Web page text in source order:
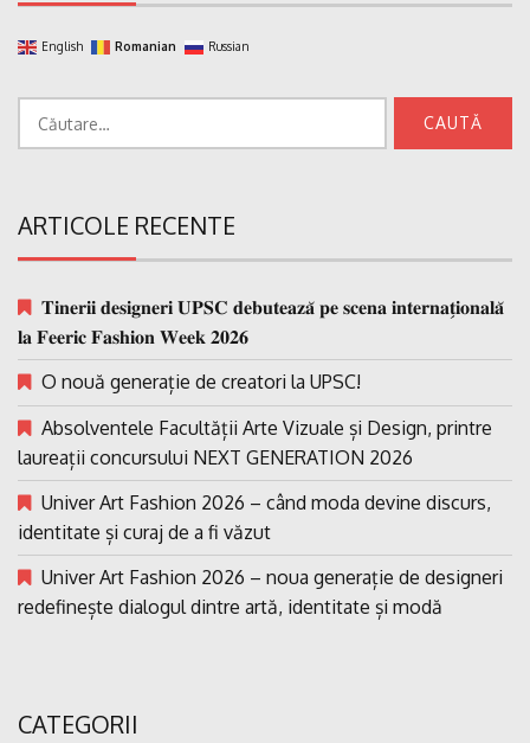
English Romanian Russian
ARTICOLE RECENTE
𝐓𝐢𝐧𝐞𝐫𝐢𝐢 𝐝𝐞𝐬𝐢𝐠𝐧𝐞𝐫𝐢 𝐔𝐏𝐒𝐂 𝐝𝐞𝐛𝐮𝐭𝐞𝐚𝐳𝐚̆ 𝐩𝐞 𝐬𝐜𝐞𝐧𝐚 𝐢𝐧𝐭𝐞𝐫𝐧𝐚𝐭̗𝐢𝐨𝐧𝐚𝐥𝐚̆
𝐥𝐚 𝐅𝐞𝐞𝐫𝐢𝐜 𝐅𝐚𝐬𝐡𝐢𝐨𝐧 𝐖𝐞𝐞𝐤 𝟐𝟎𝟐𝟔
O nouă generație de creatori la UPSC!
Absolventele Facultății Arte Vizuale și Design, printre
laureații concursului NEXT GENERATION 2026
Univer Art Fashion 2026 – când moda devine discurs,
identitate și curaj de a fi văzut
Univer Art Fashion 2026 – noua generație de designeri
redefinește dialogul dintre artă, identitate și modă
CATEGORII